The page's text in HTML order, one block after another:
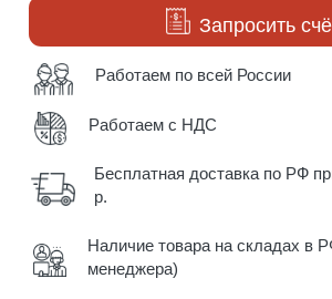
Запросить
Работаем по всей России
Работаем с НДС
Бесплатная доставка по РФ
р.
Наличие товара на складах в
менеджера)